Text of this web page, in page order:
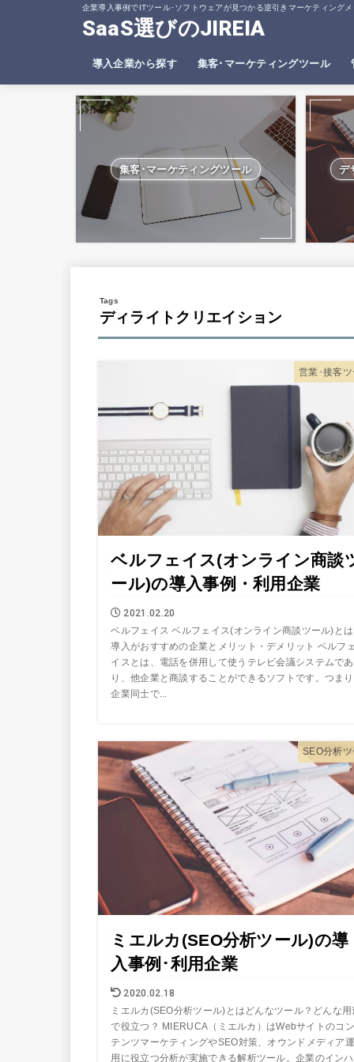
企業導入事例でITツール･ソフトウェアが見つかる逆引きマーケティング
SaaS選びのJIREIA
導入企業から探す 集客･マーケティングツール
SEO分析ツール
ヒートマップツール
集客･マーケティングツール デ
ディライトクリエイション
営業･接客
ベルフェイス(オンライン商談
ール)の導入事例・利用企業
2021.02.20
ベルフェイス ベルフェイス(オンライン商談ツール)と
導入がおすすめの企業とメリット・デメリット ベルフ
イスとは、電話を併用して使うテレビ会議システムであ
り、他企業と商談することができるソフトです。つま
企業同士で...
SEO分析
ミエルカ(SEO分析ツール)の導
入事例･利用企業
2020.02.18
ミエルカ(SEO分析ツール)とはどんなツール？どんな用
で役立つ？ MIERUCA（ミエルカ）はWebサイトのコン
テンツマーケティングやSEO対策、オウンドメディア運
用に役立つ分析が実施できる解析ツール。企業のイン